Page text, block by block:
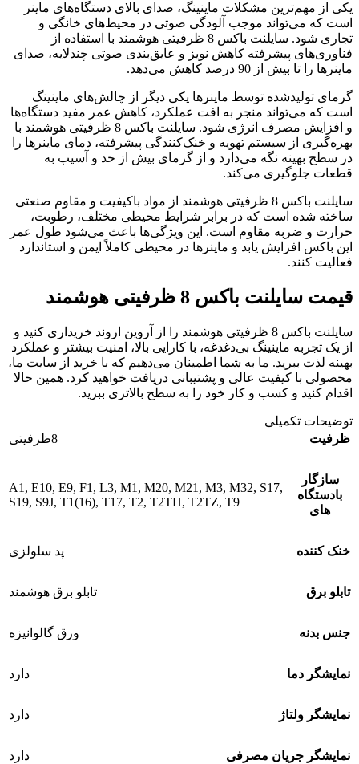
یکی از مهم‌ترین مشکلات ماینینگ، صدای بالای دستگاه‌های ماینر
است که می‌تواند موجب آلودگی صوتی در محیط‌های خانگی و
تجاری شود. سایلنت باکس 8 ظرفیتی هوشمند با استفاده از
فناوری‌های پیشرفته کاهش نویز و عایق‌بندی صوتی چندلایه، صدای
ماینرها را تا بیش از 90 درصد کاهش می‌دهد.
گرمای تولیدشده توسط ماینرها یکی دیگر از چالش‌های ماینینگ
است که می‌تواند منجر به افت عملکرد، کاهش عمر مفید دستگاه‌ها
و افزایش مصرف انرژی شود. سایلنت باکس 8 ظرفیتی هوشمند با
بهره‌گیری از سیستم تهویه و خنک‌کنندگی پیشرفته، دمای ماینرها را
در سطح بهینه نگه می‌دارد و از گرمای بیش از حد و آسیب به
قطعات جلوگیری می‌کند.
سایلنت باکس 8 ظرفیتی هوشمند از مواد باکیفیت و مقاوم صنعتی
ساخته شده است که در برابر شرایط محیطی مختلف، رطوبت،
حرارت و ضربه مقاوم است. این ویژگی‌ها باعث می‌شود طول عمر
این باکس افزایش یابد و ماینرها در محیطی کاملاً ایمن و استاندارد
فعالیت کنند.
قیمت سایلنت باکس 8 ظرفیتی هوشمند
سایلنت باکس 8 ظرفیتی هوشمند را از آروین اروند خریداری کنید و
از یک تجربه ماینینگ بی‌دغدغه، با کارایی بالا، امنیت بیشتر و عملکرد
بهینه لذت ببرید. ما به شما اطمینان می‌دهیم که با خرید از سایت ما،
محصولی با کیفیت عالی و پشتیبانی دریافت خواهید کرد. همین حالا
اقدام کنید و کسب و کار خود را به سطح بالاتری ببرید.
توضیحات تکمیلی
ظرفیت
8ظرفیتی
سازگار
بادستگاه
های
A1 , E10, E9, F1 , L3, M1 , M20, M21 , M3, M32, S17,
S19, S9J, T1(16), T17, T2, T2TH, T2TZ, T9
خنک کننده پد سلولزی
تابلو برق تابلو برق هوشمند
جنس بدنه ورق گالوانیزه
نمایشگر دما دارد
نمایشگر ولتاژ دارد
نمایشگر جریان مصرفی دارد